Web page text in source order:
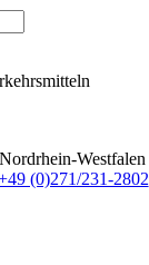
Nordrhein-Westfalen
(0)271/231-2802